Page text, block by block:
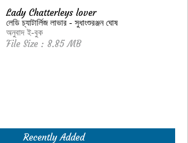
Lady Chatterleys lover
লেডি চ্যাটার্লিজ লাভার - সুধাংশুরঞ্জন ঘোষ
অনুবাদ ই-বুক
File Size : 8.85 MB
Recently Added